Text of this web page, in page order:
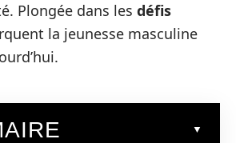
Plongée dans les défis
la jeunesse masculine